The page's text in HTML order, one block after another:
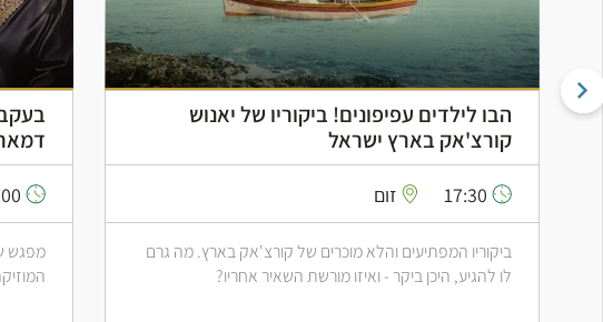
הבו לילדים עפיפונים! ביקוריו של יאנוש
קורצ'אק בארץ ישראל
17:30 זום
ביקוריו המפתיעים והלא מוכרים של קורצ'אק בארץ. מה גרם
לו להגיע, היכן ביקר - ואיזו מורשת השאיר אחריו?
מפגש